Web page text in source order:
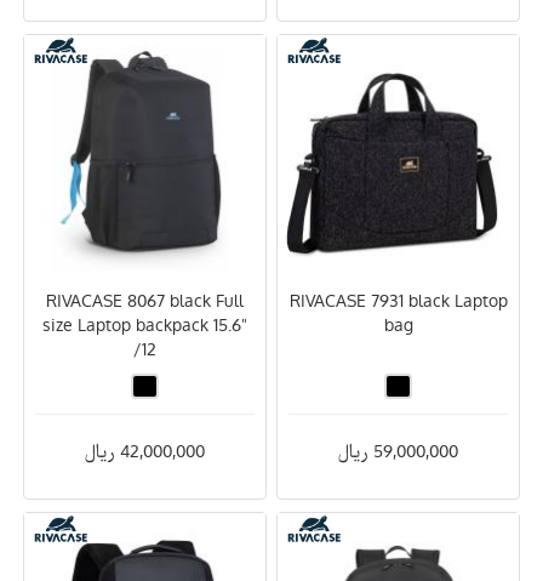
RIVACASE 7931 black Laptop
bag
59,000,000 ریال
RIVACASE 8067 black Full
size Laptop backpack 15.6"
/12
42,000,000 ریال